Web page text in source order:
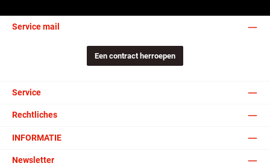
Service mail
Een contract herroepen
Service
Rechtliches
INFORMATIE
Newsletter